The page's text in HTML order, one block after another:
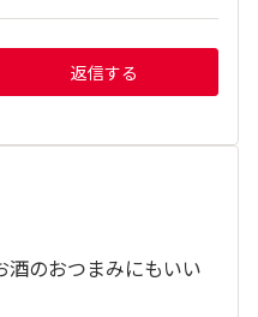
返信する
酒のおつまみにもいい